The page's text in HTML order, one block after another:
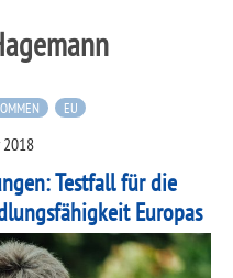
EU
2018
Testfall für die
Europas